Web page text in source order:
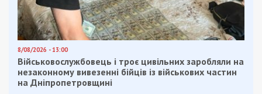
8/08/2026 - 13:00
Військовослужбовець і троє цивільних заробляли на
незаконному вивезенні бійців із військових частин
на Дніпропетровщині